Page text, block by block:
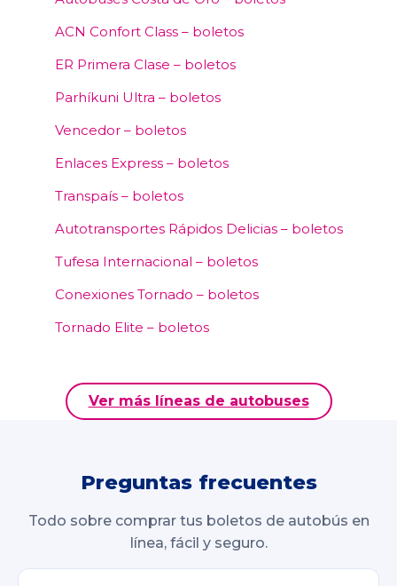
ACN Confort Class – boletos
ER Primera Clase – boletos
Parhíkuni Ultra – boletos
Vencedor – boletos
Enlaces Express – boletos
Transpaís – boletos
Autotransportes Rápidos Delicias – boletos
Tufesa Internacional – boletos
Conexiones Tornado – boletos
Tornado Elite – boletos
Ver más líneas de autobuses
Preguntas frecuentes
Todo sobre comprar tus boletos de autobús en
línea, fácil y seguro.